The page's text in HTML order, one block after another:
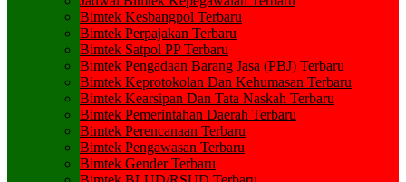
Bimtek Kesbangpol Terbaru
Bimtek Perpajakan Terbaru
Bimtek Satpol PP Terbaru
Bimtek Pengadaan Barang Jasa (PBJ) Terbaru
Bimtek Keprotokolan Dan Kehumasan Terbaru
Bimtek Kearsipan Dan Tata Naskah Terbaru
Bimtek Pemerintahan Daerah Terbaru
Bimtek Perencanaan Terbaru
Bimtek Pengawasan Terbaru
Bimtek Gender Terbaru